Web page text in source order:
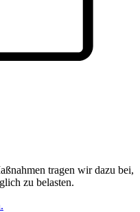
tragen wir dazu bei,
zu belasten.